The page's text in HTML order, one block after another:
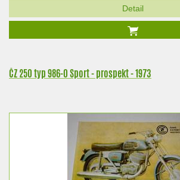
Detail
ČZ 250 typ 986-0 Sport - prospekt - 1973